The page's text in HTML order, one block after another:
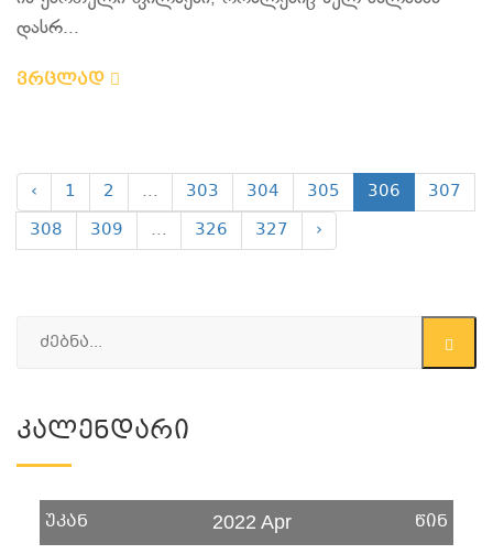
დასრ...
ვრცლად
‹ 1 2 ... 303 304 305 306
307
308
309 ... 326 327 ›
Კალენდარი
უკან 2022 Apr წინ